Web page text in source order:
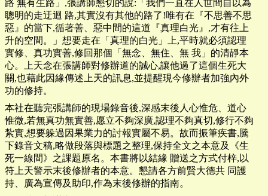
路 無有生路」,張講師懇切的說:「我們一直在人世間自以為
聰明的走迂迴 路,其實沒有其他的路了!唯有在『不思善不思
惡』的當下,循著善、惡中間的這道『真理白光』,才有往上
升的空間。」想要走在「真理的白光」上,平時就必須認理
實修、真功實善,修回那個「無念、無住、無 我」的清靜本
心。上天念在張講師對修辦道的誠心,讓他過了這個生死大
關,也藉此因緣傳述上天的訊息,並提醒現今修辦者加強內外
功的修持。
本社在聽完張講師的現場錄音後,深感末後人心惟危、道心
惟微,若無真功無實善,愿立不夠深廣,認理不夠真切,修行不夠
紮實,想要躲過因果業力的討報實屬不易。故而振筆疾書,騰
下錄音文稿,略做段落與標題之整理,保持全文之本意及《生
死一線間》之課題原名。本書將以結緣 贈送之方式付梓,以
符上天警示末後修辦者的本意。懇請各方前賢大德共 同護
持、廣為宣傳及助印,作為末後修辦的指南。